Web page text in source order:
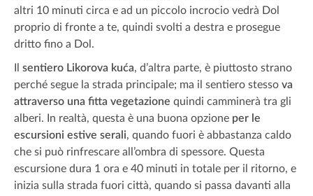
altri 10 minuti circa e ad un piccolo incrocio vedrà Dol
proprio di fronte a te, quindi svolti a destra e prosegue
dritto fino a Dol.
sentiero Likorova kuća, d’altra parte, è piuttosto strano
perché segue la strada principale; ma il sentiero stesso va
attraverso una fitta vegetazione quindi camminerà tra gli
alberi. In realtà, questa è una buona opzione per le
escursioni estive serali, quando fuori è abbastanza caldo
che si può rinfrescare all’ombra di spessore. Questa
escursione dura 1 ora e 40 minuti in totale per il ritorno, e
inizia sulla strada fuori città, quando si passa davanti alla